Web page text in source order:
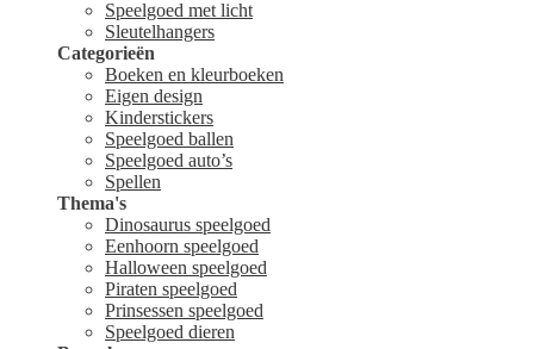
Speelgoed met licht
Sleutelhangers
Categorieën
Boeken en kleurboeken
Eigen design
Kinderstickers
Speelgoed ballen
Speelgoed auto’s
Spellen
Thema's
Dinosaurus speelgoed
Eenhoorn speelgoed
Halloween speelgoed
Piraten speelgoed
Prinsessen speelgoed
Speelgoed dieren